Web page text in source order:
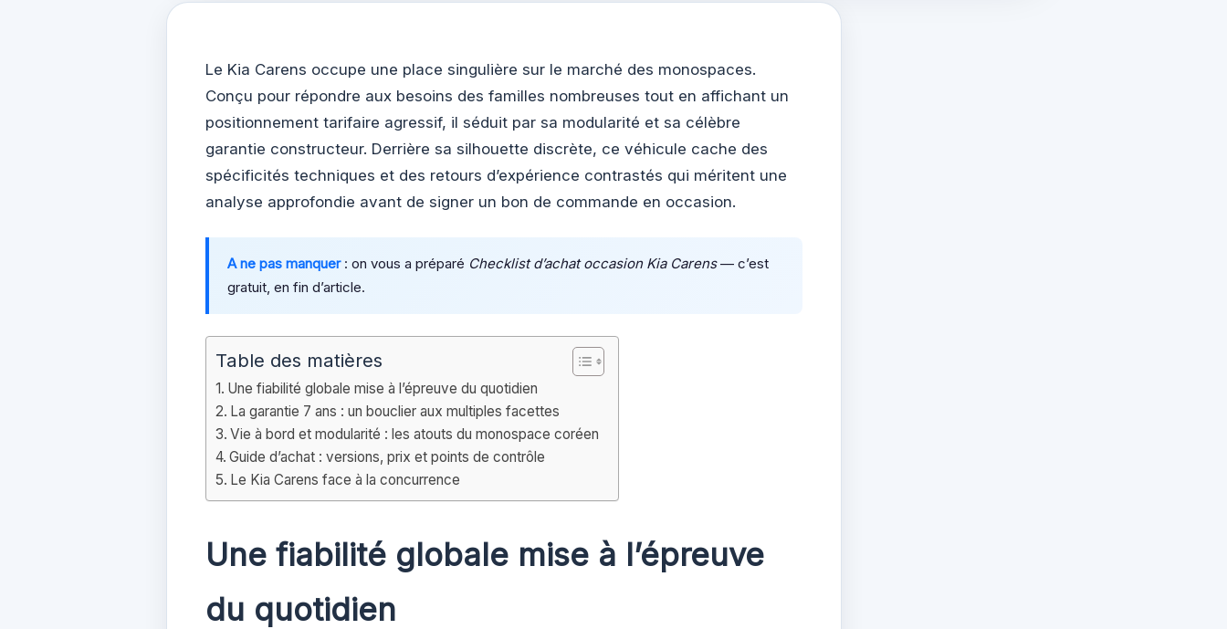
Le Kia Carens occupe une place singulière sur le marché des monospaces.
Conçu pour répondre aux besoins des familles nombreuses tout en affichant un
positionnement tarifaire agressif, il séduit par sa modularité et sa célèbre
garantie constructeur. Derrière sa silhouette discrète, ce véhicule cache des
spécificités techniques et des retours d’expérience contrastés qui méritent une
analyse approfondie avant de signer un bon de commande en occasion.
A ne pas manquer: on vous a préparé Checklist d’achat occasion Kia Carens— c’est
gratuit, en fin d’article.
Table des matières
Une fiabilité globale mise à l’épreuve du quotidien
La garantie 7 ans : un bouclier aux multiples facettes
Vie à bord et modularité : les atouts du monospace coréen
Guide d’achat : versions, prix et points de contrôle
Le Kia Carens face à la concurrence
Une fiabilité globale mise à l’épreuve
du quotidien